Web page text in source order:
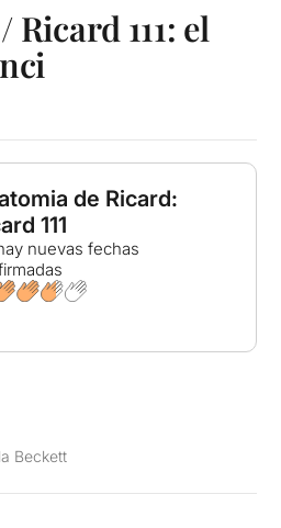
111: el
de Ricard:
111
nuevas fechas
Beckett